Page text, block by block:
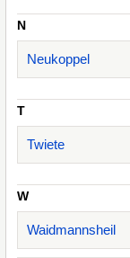
N
Neukoppel
T
Twiete
W
Waidmannsheil